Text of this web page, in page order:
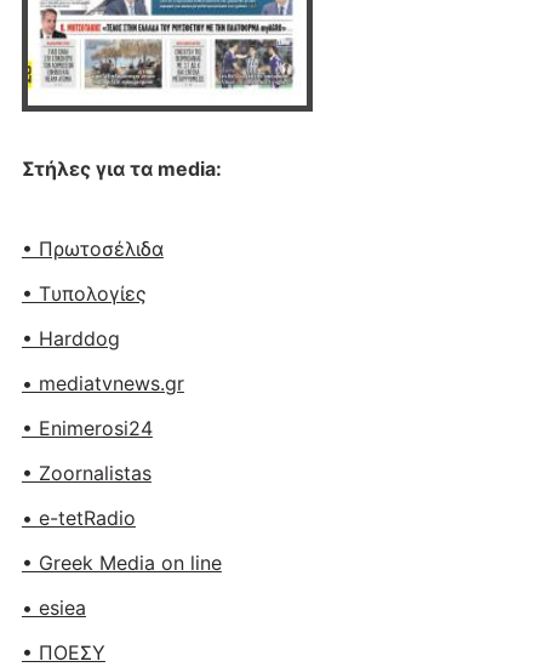
Στήλες για τα media:
• Πρωτοσέλιδα
• Tυπολογίες
• Harddog
• mediatvnews.gr
• Enimerosi24
• Zoornalistas
• e-tetRadio
• Greek Media on line
• esiea
• ΠΟΕΣΥ